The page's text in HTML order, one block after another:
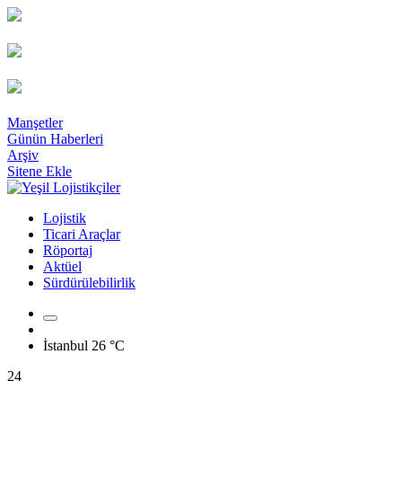
Manşetler
Günün Haberleri
Arşiv
Sitene Ekle
Lojistik
Ticari Araçlar
Röportaj
Aktüel
Sürdürülebilirlik
İstanbul 26 °C
24